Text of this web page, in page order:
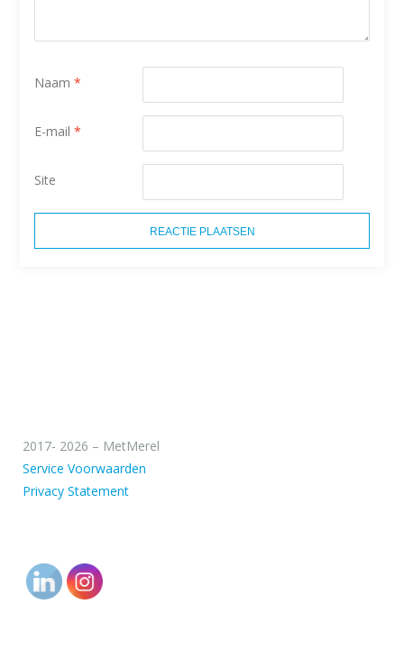
Naam *
E-mail *
Site
2017- 2026 – MetMerel
Service Voorwaarden
Privacy Statement